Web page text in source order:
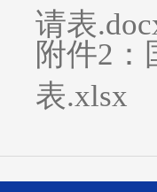
请表
附件2：
表.xlsx